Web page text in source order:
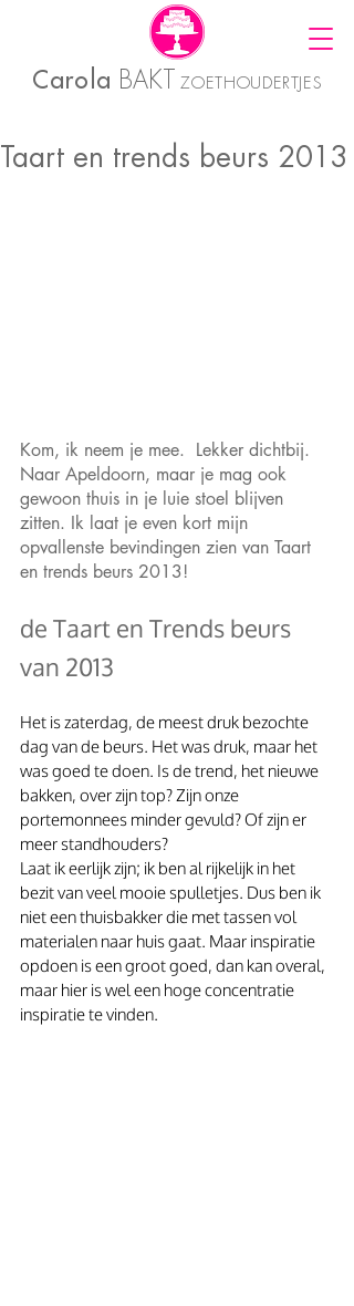
Carola BAKT ZOETHOUDERTJES
Taart en trends beurs 2013
Kom, ik neem je mee.  Lekker dichtbij.
Naar Apeldoorn, maar je mag ook
gewoon thuis in je luie stoel blijven
zitten. Ik laat je even kort mijn
opvallenste bevindingen zien van Taart
en trends beurs 2013!
de Taart en Trends beurs
van 2013
Het is zaterdag, de meest druk bezochte
dag van de beurs. Het was druk, maar het
was goed te doen. Is de trend, het nieuwe
bakken, over zijn top? Zijn onze
portemonnees minder gevuld? Of zijn er
meer standhouders?
Laat ik eerlijk zijn; ik ben al rijkelijk in het
bezit van veel mooie spulletjes. Dus ben ik
niet een thuisbakker die met tassen vol
materialen naar huis gaat. Maar inspiratie
opdoen is een groot goed, dan kan overal,
maar hier is wel een hoge concentratie
inspiratie te vinden.